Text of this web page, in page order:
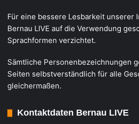
Für eine bessere Lesbarkeit unserer
Bernau LIVE auf die Verwendung
Sprachformen verzichtet.
Sämtliche Personenbezeichnungen
Seiten selbstverständlich für alle
gleichermaßen.
Kontaktdaten Bernau LIVE